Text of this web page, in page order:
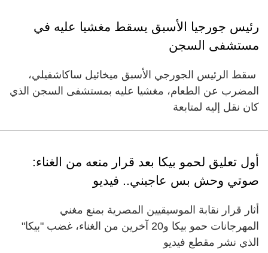
رئيس جورجيا الأسبق يسقط مغشيا عليه في
مستشفى السجن
سقط الرئيس الجورجي الأسبق ميخائيل ساكاشفيلي،
المضرب عن الطعام، مغشيا عليه بمستشفى السجن الذي
كان نقل إليه لمتابعة
أول تعليق لحمو بيكا بعد قرار منعه من الغناء:
صوتي وحش بس عاجبني.. فيديو
أثار قرار نقابة الموسيقيين المصرية بمنع مغني
المهرجانات حمو بيكا و20 آخرين من الغناء، غضب "بيكا"
الذي نشر مقطع فيديو